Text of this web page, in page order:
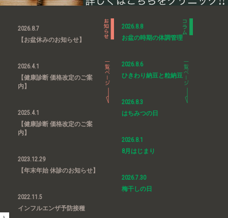
2026.8.7
【お盆休みのお知らせ】
2026.4.1
【健康診断 価格改定のご案
内】
2025.4.1
【健康診断 価格改定のご案
内】
2023.12.29
【年末年始 休診のお知らせ】
2022.11.5
インフルエンザ予防接種
2026.8.8
お盆の時期の体調管理
2026.8.6
ひきわり納豆と粒納豆
2026.8.3
はちみつの日
2026.8.1
8月はじまり
2026.7.30
梅干しの日